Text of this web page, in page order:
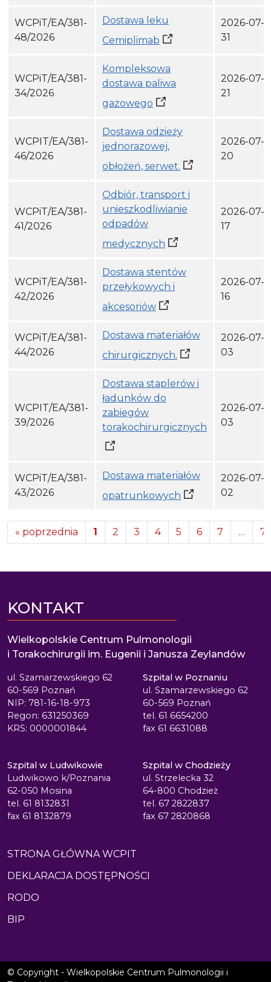
WCPiT/EA/381-
48/2026
Dostawa leku
Cemiplimab
2026-07-
31
WCPiT/EA/381-
34/2026
Kompleksowa
dostawa paliwa
gazowego
2026-07-
21
WCPIT/EA/381-
46/2026
Dostawa odzieży
jednorazowej,
obłożeń, serwet.
2026-07-
20
WCPiT/EA/381-
41/2026
Odbiór, transport i
unieszkodliwianie
odpadów
medycznych
2026-07-
17
WCPiT/EA/381-
42/2026
Dostawa stentów
przełykowych i
akcesoriów
2026-07-
16
WCPiT/EA/381-
44/2026
Dostawa materiałów
chirurgicznych.
2026-07-
03
WCPIT/EA/381-
39/2026
Dostawa staplerów i
ładunków do
zabiegów
torakochirurgicznych
2026-07-
03
WCPiT/EA/381-
43/2026
Dostawa materiałów
opatrunkowych
2026-07-
02
« poprzednia 1 2 3 4 5 6 7 … 71
KONTAKT
Wielkopolskie Centrum Pulmonologii
i Torakochirurgii im. Eugenii i Janusza Zeylandów
ul. Szamarzewskiego 62
60-569 Poznań
NIP: 781-16-18-973
Regon: 631250369
KRS: 0000001844
Szpital w Poznaniu
ul. Szamarzewskiego 62
60-569 Poznań
tel. 61 6654200
fax 61 6631088
Szpital w Ludwikowie
Ludwikowo k/Poznania
62-050 Mosina
tel. 61 8132831
fax 61 8132879
Szpital w Chodzieży
ul. Strzelecka 32
64-800 Chodzież
tel. 67 2822837
fax 67 2820868
STRONA GŁÓWNA WCPIT
DEKLARACJA DOSTĘPNOŚCI
RODO
BIP
© Copyright - Wielkopolskie Centrum Pulmonologii i